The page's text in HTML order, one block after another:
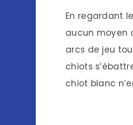
En regardant
aucun moyen
arcs de jeu
chiots
chiot blanc